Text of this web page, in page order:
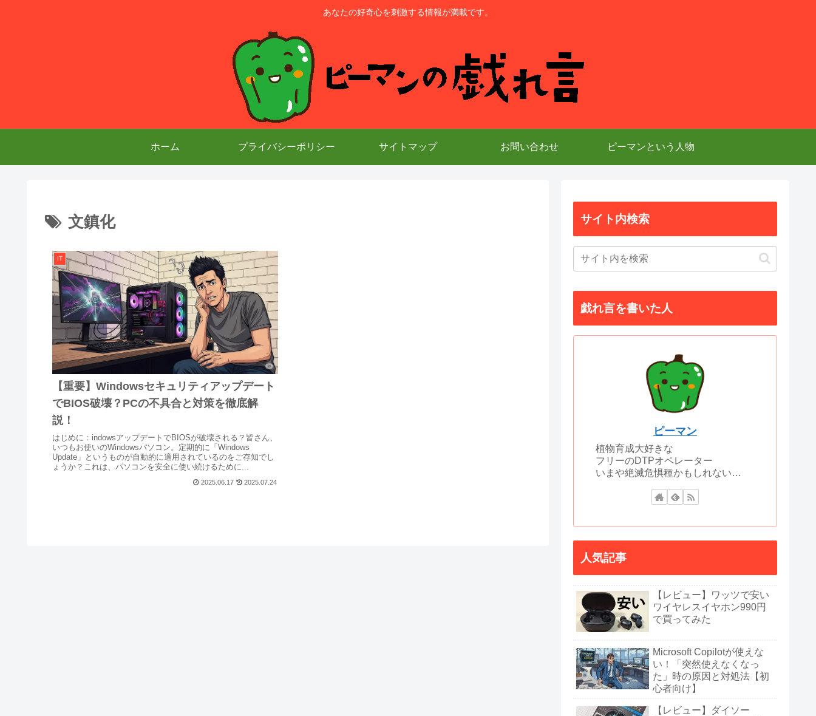
あなたの好奇心を刺激する情報が満載です。
ホーム プライバシーポリシー サイトマップ お問い合わせ ピーマンという人物
文鎮化
IT
【重要】Windowsセキュリティアップデート
でBIOS破壊？PCの不具合と対策を徹底解
説！
はじめに：indowsアップデートでBIOSが破壊される？皆さん、
いつもお使いのWindowsパソコン。定期的に「Windows
Update」というものが自動的に適用されているのをご存知でし
ょうか？これは、パソコンを安全に使い続けるために...
2025.06.17 2025.07.24
サイト内検索
戯れ言を書いた人
ピーマン
植物育成大好きな
フリーのDTPオペレーター
いまや絶滅危惧種かもしれない…
人気記事
【レビュー】ワッツで安い
ワイヤレスイヤホン990円
で買ってみた
Microsoft Copilotが使えな
い！「突然使えなくなっ
た」時の原因と対処法【初
心者向け】
【レビュー】ダイソー